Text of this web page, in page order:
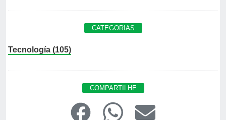
CATEGORIAS
Tecnología (105)
COMPARTILHE